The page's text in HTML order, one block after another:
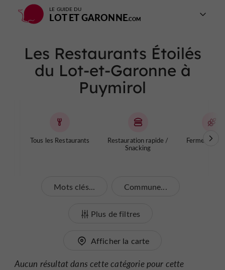
LE GUIDE DU
LOT ET GARONNE
Les Restaurants Étoilés
du Lot-et-Garonne à
Puymirol
Tous les Restaurants
Restauration rapide /
Snacking
Fermes
Mots clés... Commune...
Plus de filtres
Afficher la carte
Aucun résultat dans cette catégorie pour cette